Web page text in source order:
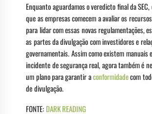
Enquanto aguardamos o veredicto final da
que as empresas comecem a avaliar os
para lidar com essas novas regulamentações,
as partes da divulgação com investidores e
governamentais. Assim como existem manuais
incidente de segurança real, agora também é
um plano para garantir aconformidadecom
de divulgação.
FONTE: DARK READING